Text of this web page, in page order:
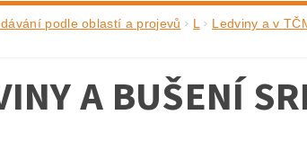
podle oblastí a projevů L Ledviny a v
A BUŠENÍ